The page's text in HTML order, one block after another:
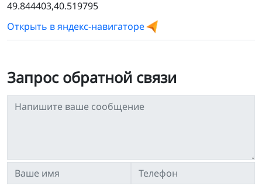
49.844403,40.519795
Открыть в яндекс-навигаторе
Запрос обратной связи